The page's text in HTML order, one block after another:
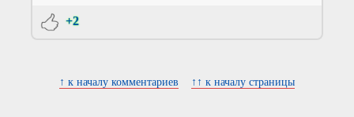
+2
↑ к началу комментариев ↑↑ к началу страницы